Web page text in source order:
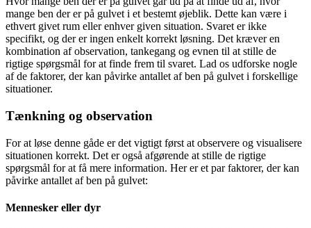
mange ben der er på gulvet i et bestemt øjeblik. Dette kan være i
ethvert givet rum eller enhver given situation. Svaret er ikke
specifikt, og der er ingen enkelt korrekt løsning. Det kræver en
kombination af observation, tankegang og evnen til at stille de
rigtige spørgsmål for at finde frem til svaret. Lad os udforske nogle
af de faktorer, der kan påvirke antallet af ben på gulvet i forskellige
situationer.
Tænkning og observation
For at løse denne gåde er det vigtigt først at observere og visualisere
situationen korrekt. Det er også afgørende at stille de rigtige
spørgsmål for at få mere information. Her er et par faktorer, der kan
påvirke antallet af ben på gulvet:
Mennesker eller dyr